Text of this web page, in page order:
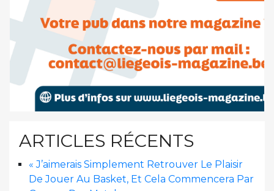
ARTICLES RÉCENTS
« J’aimerais Simplement Retrouver Le Plaisir
De Jouer Au Basket, Et Cela Commencera Par